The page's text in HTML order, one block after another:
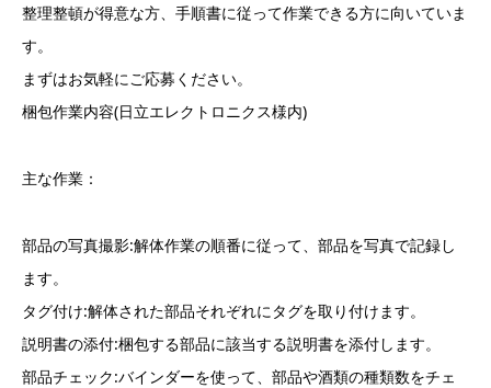
整理整頓が得意な方、手順書に従って作業できる方に向いていま
す。
まずはお気軽にご応募ください。
梱包作業内容(日立エレクトロニクス様内)
主な作業：
部品の写真撮影:解体作業の順番に従って、部品を写真で記録し
ます。
タグ付け:解体された部品それぞれにタグを取り付けます。
説明書の添付:梱包する部品に該当する説明書を添付します。
部品チェック:バインダーを使って、部品や酒類の種類数をチェ